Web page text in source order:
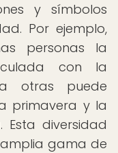
y símbolos
Por ejemplo,
personas la
con la
otras puede
primavera y la
Esta diversidad
gama de